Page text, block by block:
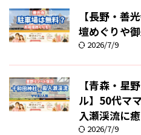
【長野・善
壇めぐりや
2026/7/9
【青森・星
ル】50代マ
入瀬渓流に
2026/7/9